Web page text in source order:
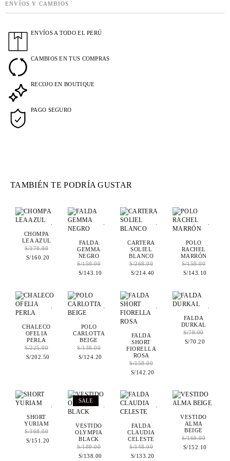
ENVÍOS Y CAMBIOS
ENVÍOS A TODO EL PERÚ
CAMBIOS EN TUS COMPRAS
RECOJO EN BOUTIQUE
PAGO SEGURO
TAMBIÉN TE PODRÍA GUSTAR
CHOMPA
LEA AZUL
S/178.00
S/160.20
FALDA
GEMMA
NEGRO
S/159.00
S/143.10
CARTERA
SOLIEL
BLANCO
S/268.00
S/214.40
POLO
RACHEL
MARRÓN
S/159.00
S/143.10
CHALECO
OFELIA
PERLA
S/225.00
S/202.50
POLO
CARLOTTA
BEIGE
S/138.00
S/124.20
FALDA
SHORT
FIORELLA
ROSA
S/158.00
S/142.20
FALDA
DURKAL
S/78.00
S/70.20
SHORT
YURIAM
S/168.00
S/151.20
SALE
VESTIDO
OLYMPIA
BLACK
S/189.00
S/138.00
FALDA
CLAUDIA
CELESTE
S/148.00
S/133.20
.
VESTIDO
ALMA
BEIGE
S/169.00
S/152.10